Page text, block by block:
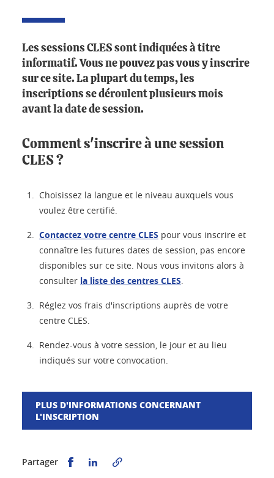
Les sessions CLES sont indiquées à titre
informatif. Vous ne pouvez pas vous y inscrire
sur ce site. La plupart du temps, les
inscriptions se déroulent plusieurs mois
avant la date de session.
Comment s'inscrire à une session
CLES ?
Choisissez la langue et le niveau auxquels vous
voulez être certifié.
Contactez votre centre CLES pour vous inscrire et
connaître les futures dates de session, pas encore
disponibles sur ce site. Nous vous invitons alors à
consulter la liste des centres CLES.
Réglez vos frais d'inscriptions auprès de votre
centre CLES.
Rendez-vous à votre session, le jour et au lieu
indiqués sur votre convocation.
PLUS D'INFORMATIONS CONCERNANT
L'INSCRIPTION
Partager Partager sur Facebook
Partager sur LinkedIn